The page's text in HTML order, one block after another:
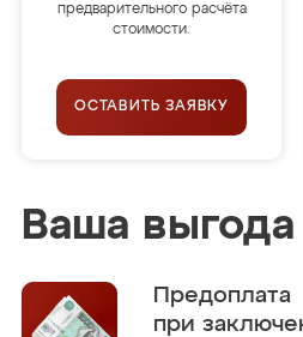
предварительного расчёта
стоимости.
ОСТАВИТЬ ЗАЯВКУ
Ваша
Предоплата
при